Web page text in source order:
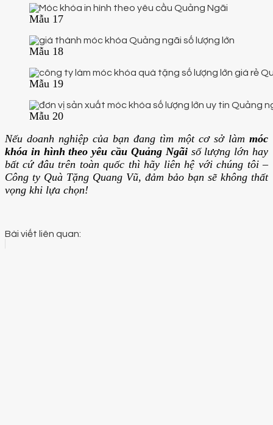
Mẫu 17
Mẫu 18
Mẫu 19
Mẫu 20
Nếu doanh nghiệp của bạn đang tìm một cơ sở làm móc
khóa in hình theo yêu cầu Quảng Ngãisố lượng lớn hay
bất cứ đâu trên toàn quốc thì hãy liên hệ với chúng tôi –
Công ty Quà Tặng Quang Vũ, đảm bảo bạn sẽ không thất
vọng khi lựa chọn!
Bài viết liên quan: